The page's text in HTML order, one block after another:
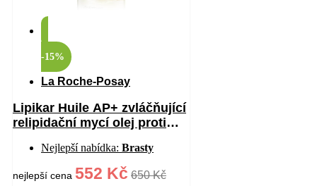
-15%
La Roche-Posay
Lipikar Huile AP+ zvláčňující
relipidační mycí olej proti
Nejlepší nabídka: Brasty
nejlepší cena 552 Kč 650 Kč